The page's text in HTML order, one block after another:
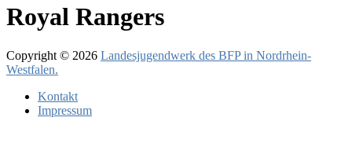
Royal Rangers
Copyright © 2026 Landesjugendwerk des BFP in Nordrhein-
Westfalen.
Kontakt
Impressum